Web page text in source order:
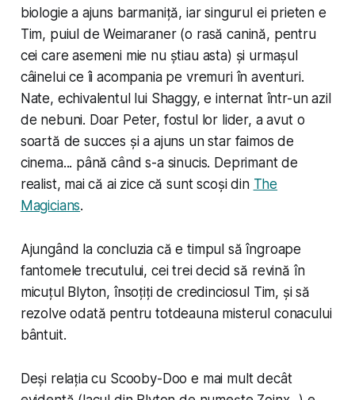
biologie a ajuns barmaniță, iar singurul ei prieten e
Tim, puiul de Weimaraner (o rasă canină, pentru
cei care asemeni mie nu știau asta) și urmașul
câinelui ce îi acompania pe vremuri în aventuri.
Nate, echivalentul lui Shaggy, e internat într-un azil
de nebuni. Doar Peter, fostul lor lider, a avut o
soartă de succes și a ajuns un star faimos de
cinema... până când s-a sinucis. Deprimant de
realist, mai că ai zice că sunt scoși din The
Magicians.
Ajungând la concluzia că e timpul să îngroape
fantomele trecutului, cei trei decid să revină în
micuțul Blyton, însoțiți de credinciosul Tim, și să
rezolve odată pentru totdeauna misterul conacului
bântuit.
Deși relația cu Scooby-Doo e mai mult decât